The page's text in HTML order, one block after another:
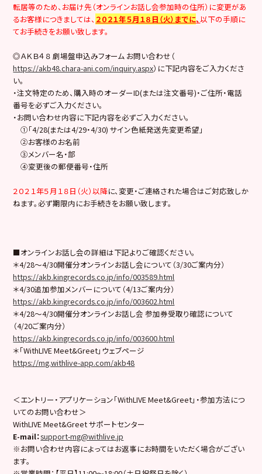
転居等のため、お届け先（オンラインお話し会参加時の住所）に変更があ
るお客様につきましては、 ２０２１年５月１８日（火）までに、以下の手順に
てお手続きをお願い致します。
◎ＡＫＢ４８ 劇場盤申込みフォーム お問い合わせ（
https://akb48.chara-ani.com/inquiry.aspx）に下記内容をご入力くださ
い。
・注文特定のため、購入時のオーダーID(または注文番号)・ご住所・電話
番号を必ずご入力ください。
・お問い合わせ内容に下記内容を必ずご入力ください。
①「4/28(または4/29・4/30) サイン色紙発送先変更希望」
②お客様のお名前
③メンバー名・部
④変更後の郵便番号・住所
２０２１年５月１８日（火）以降に、変更・ご連絡された場合はご対応致しか
ねます。必ず期限内にお手続きをお願い致します。
■オンラインお話し会の詳細は下記よりご確認ください。
＊4/28～4/30開催分オンラインお話し会について（3/30ご案内分）
https://akb.kingrecords.co.jp/info/003589.html
＊4/30追加参加メンバーについて（4/13ご案内分）
https://akb.kingrecords.co.jp/info/003602.html
＊4/28～4/30開催分オンラインお話し会 参加券受取り確認について
（4/20ご案内分）
https://akb.kingrecords.co.jp/info/003600.html
＊「WithLIVE Meet&Greet」ウェブページ
https://mg.withlive-app.com/akb48
＜エントリー・アプリケーション「WithLIVE Meet&Greet」・参加方法につ
いてのお問い合わせ＞
WithLIVE Meet&Greet サポートセンター
E-mail：support-mg@withlive.jp
※お問い合わせ内容によってはお返事にお時間をいただく場合がござい
ます。